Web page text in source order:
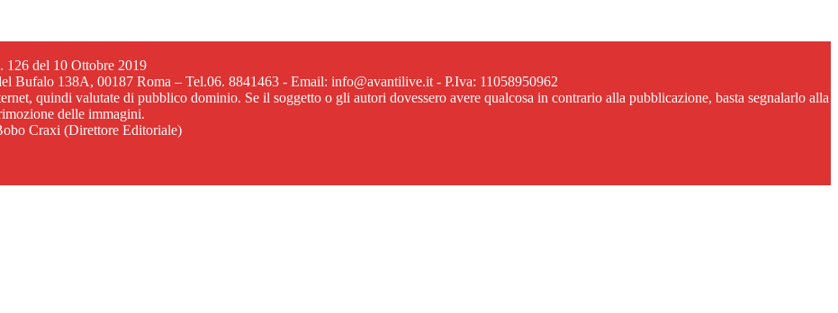
126 del 10 Ottobre 2019
Bufalo 138A, 00187 Roma – Tel.06. 8841463 - Email: info@avantilive.it - P.Iva: 11058950962
quindi valutate di pubblico dominio. Se il soggetto o gli autori dovessero avere qualcosa in contrario alla pubblicazione, basta segnalarlo alla
delle immagini.
Craxi (Direttore Editoriale)